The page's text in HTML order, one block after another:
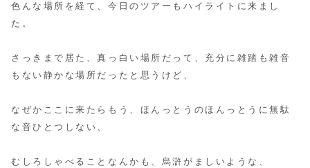
色んな場所を経て、今日のツアーもハイライトに来まし
た。
さっきまで居た、真っ白い場所だって、充分に雑踏も雑音
もない静かな場所だったと思うけど、
なぜかここに来たらもう、ほんっとうのほんっとうに無駄
な音ひとつしない、
むしろしゃべることなんかも、烏滸がましいような、